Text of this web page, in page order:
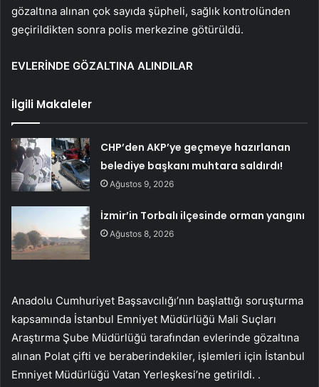
gözaltına alınan çok sayıda şüpheli, sağlık kontrolünden
geçirildikten sonra polis merkezine götürüldü.
EVLERİNDE GÖZALTINA ALINDILAR
İlgili Makaleler
CHP’den AKP’ye geçmeye hazırlanan
belediye başkanı muhtara saldırdı!
Ağustos 9, 2026
İzmir’in Torbalı ilçesinde orman yangını
Ağustos 8, 2026
Anadolu Cumhuriyet Başsavcılığı’nın başlattığı soruşturma
kapsamında İstanbul Emniyet Müdürlüğü Mali Suçları
Araştırma Şube Müdürlüğü tarafından evlerinde gözaltına
alınan Polat çifti ve beraberindekiler, işlemleri için İstanbul
Emniyet Müdürlüğü Vatan Yerleşkesi’ne getirildi. .